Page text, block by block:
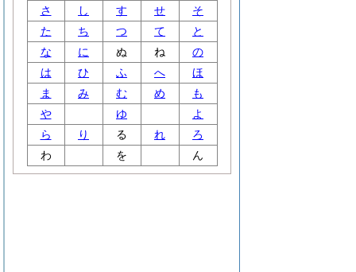
さ
し す せ
そ
た
ち つ て
と
な
に ぬ ね
の
は
ひ ふ へ
ほ
ま
み む め
も
や
ゆ
よ
ら
り る れ
ろ
わ
を ん